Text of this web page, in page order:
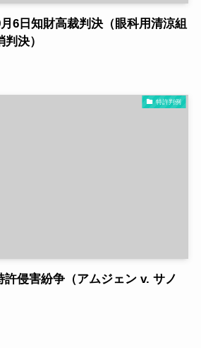
6日知財高裁判決（眼科用清涼組
決）
特許判例
侵害紛争（アムジェン v. サノ